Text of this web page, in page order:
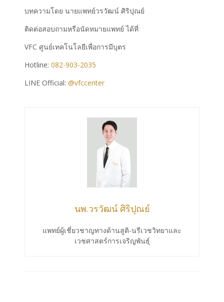
บทความโดย นายแพทย์วรวัฒน์ ศิริปุณย์
ติดต่อสอบถามหรือนัดหมายแพทย์ ได้ที่
VFC ศูนย์เทคโนโลยีเพื่อการมีบุตร
Hotline: 082-903-2035
LINE Official: @vfccenter
นพ.วรวัฒน์ ศิริปุณย์
แพทย์ผู้เชี่ยวชาญทางด้านสูติ-นรีเวชวิทยาและ
เวชศาสตร์การเจริญพันธุ์